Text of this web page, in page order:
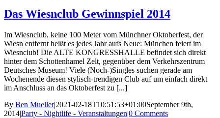
Das Wiesnclub Gewinnspiel 2014
Im Wiesnclub, keine 100 Meter vom Münchner Oktoberfest, der
Wiesn entfernt heißt es jedes Jahr aufs Neue: München feiert im
Wiesnclub! Die ALTE KONGRESSHALLE befindet sich direkt
hinter dem Schottenhamel Zelt, gegenüber dem Verkehrszentrum
Deutsches Museum! Viele (Noch-)Singles suchen gerade am
Wochenende diesen stylisch-trendigen Club auf um einfach direkt
im Anschluss an das Oktoberfest zu [...]
By Ben Mueller|2021-02-18T10:51:53+01:00September 9th,
2014|Party - Nightlife - Veranstaltungen|0 Comments